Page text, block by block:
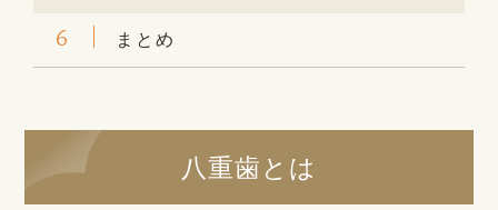
6 まとめ
八重歯とは